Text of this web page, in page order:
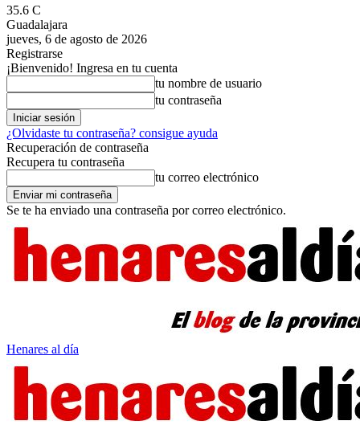
35.6 C
Guadalajara
jueves, 6 de agosto de 2026
Registrarse
¡Bienvenido! Ingresa en tu cuenta
tu nombre de usuario
tu contraseña
¿Olvidaste tu contraseña? consigue ayuda
Recuperación de contraseña
Recupera tu contraseña
tu correo electrónico
Se te ha enviado una contraseña por correo electrónico.
Henares al día